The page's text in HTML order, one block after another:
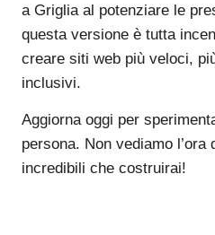
a Griglia al potenziare le
questa versione è tutta
creare siti web più veloci,
inclusivi.
Aggiorna oggi per
persona. Non vediamo
incredibili che costruirai!